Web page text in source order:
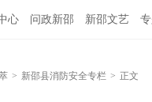
心 问政新邵 新邵文艺
> 新邵县消防安全专栏 > 正文